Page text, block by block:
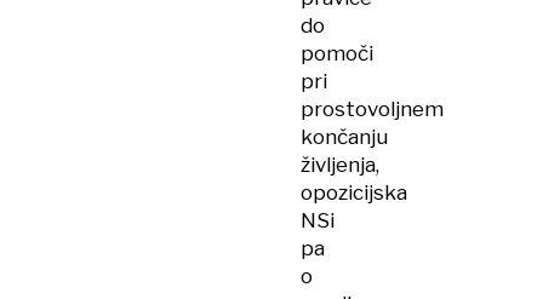
do
pomoči
pri
prostovoljnem
končanju
življenja,
opozicijska
NSi
pa
o